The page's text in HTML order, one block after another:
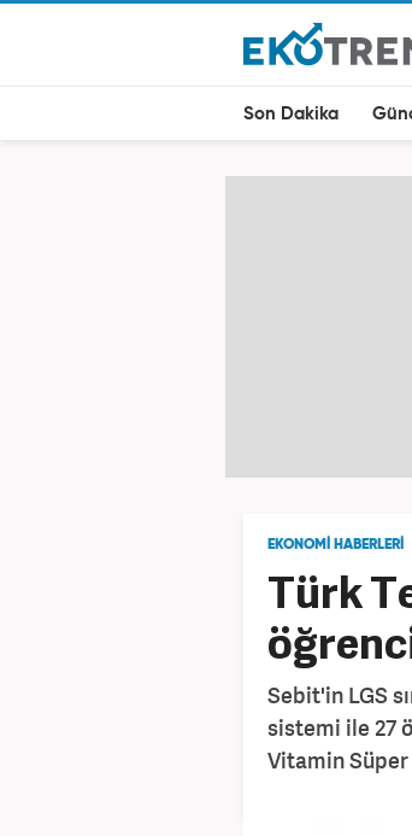
Son Dakika
EKONOMİ HABERLERİ
Türk
Sebit'in LGS
sistemi ile 27
Vitamin Süper